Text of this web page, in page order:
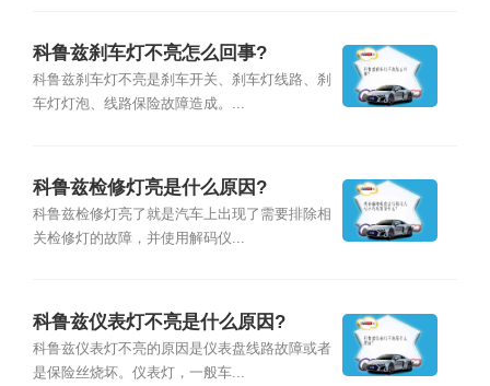
科鲁兹刹车灯不亮怎么回事?
科鲁兹刹车灯不亮是刹车开关、刹车灯线路、刹
车灯灯泡、线路保险故障造成。...
科鲁兹检修灯亮是什么原因?
科鲁兹检修灯亮了就是汽车上出现了需要排除相
关检修灯的故障，并使用解码仪...
科鲁兹仪表灯不亮是什么原因?
科鲁兹仪表灯不亮的原因是仪表盘线路故障或者
是保险丝烧坏。仪表灯，一般车...